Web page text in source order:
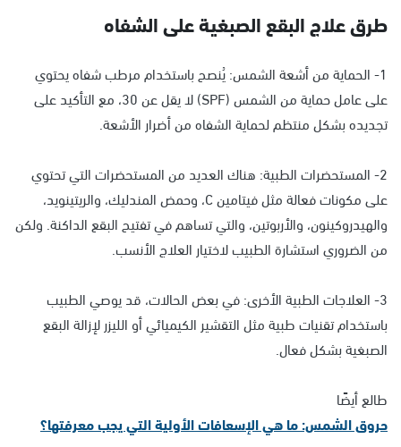
طرق علاج البقع الصبغية على الشفاه
1- الحماية من أشعة الشمس: يُنصح باستخدام مرطب شفاه يحتوي
على عامل حماية من الشمس (SPF) لا يقل عن 30، مع التأكيد على
تجديده بشكل منتظم لحماية الشفاه من أضرار الأشعة.
2- المستحضرات الطبية: هناك العديد من المستحضرات التي تحتوي
على مكونات فعالة مثل فيتامين C، وحمض المندليك، والريتينويد،
والهيدروكينون، والأربوتين، والتي تساهم في تفتيح البقع الداكنة. ولكن
من الضروري استشارة الطبيب لاختيار العلاج الأنسب.
3- العلاجات الطبية الأخرى: في بعض الحالات، قد يوصي الطبيب
باستخدام تقنيات طبية مثل التقشير الكيميائي أو الليزر لإزالة البقع
الصبغية بشكل فعال.
طالع أيضًا
حروق الشمس: ما هي الإسعافات الأولية التي يجب معرفتها؟